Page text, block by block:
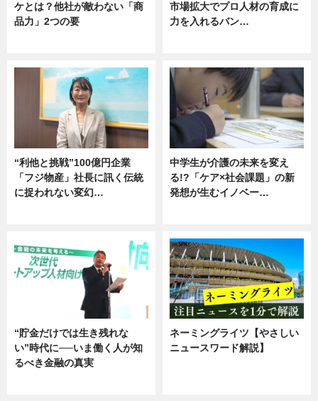
ケとは？他社が敵わない「商
品力」2つの要
市場拡大でプロ人材の育成に
力を入れるバン…
“利他と挑戦”100億円企業
「フジ物産」社長に訊く伝統
に捉われない変幻…
中学生が介護の未来を変え
る!?「ケア×社会課題」の新
発想が生むイノベー…
“貯金だけでは生き残れな
い”時代に──いま働く人が知
るべき金融の真実
ネーミングライツ【やさしい
ニュースワード解説】